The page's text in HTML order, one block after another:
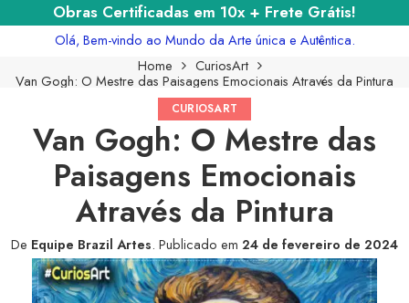
Obras Certificadas em 10x + Frete Grátis!
Olá, Bem-vindo ao Mundo da Arte única e Autêntica.
Home
CuriosArt
Van Gogh: O Mestre das Paisagens Emocionais Através da Pintura
CURIOSART
Van Gogh: O Mestre das
Paisagens Emocionais
Através da Pintura
De Equipe Brazil Artes. Publicado em 24 de fevereiro de 2024